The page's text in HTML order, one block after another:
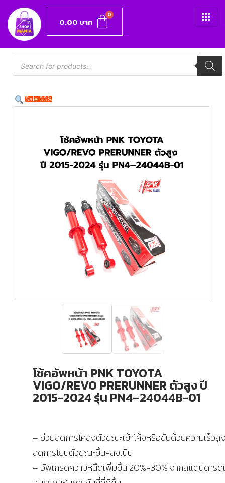
0.00 บาท
Sale 33%
โช้คอัพหน้า PNK TOYOTA
VIGO/REVO PRERUNNER ตัวสูง ปี
2015-2024 รุ่น PN4–24044B-01
– ช่วยลดการโคลงตัวขณะเข้าโค้งหรือขับด้วยความเร็วสู
ลดการโยนตัวขณะขึ้น-ลงเนิน
– อัพเกรดความหนืดเพิ่มขึ้น 20%-30% จากสแตนดาร์